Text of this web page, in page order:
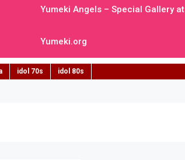
Yumeki Angels – Special Gallery at
Yumeki.org
idol 70s idol 80s